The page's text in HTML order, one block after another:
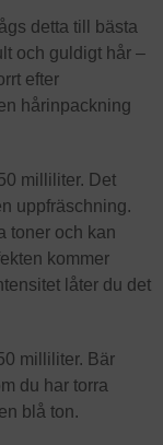
detta till bästa
och guldigt hår –
efter
hårinpackning
milliliter. Det
uppfräschning.
toner och kan
kommer
låter du det
milliliter. Bär
du har torra
blå ton.